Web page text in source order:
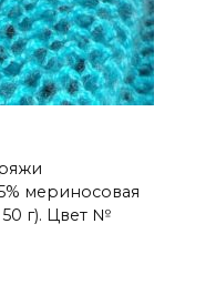
мериносовая
50 г). Цвет №